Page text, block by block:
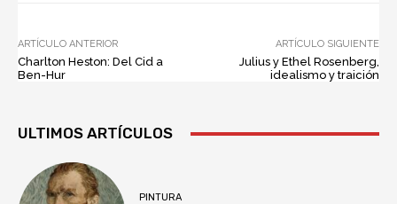
ARTÍCULO ANTERIOR
Charlton Heston: Del Cid a
Ben-Hur
ARTÍCULO SIGUIENTE
Julius y Ethel Rosenberg,
idealismo y traición
ULTIMOS ARTÍCULOS
PINTURA